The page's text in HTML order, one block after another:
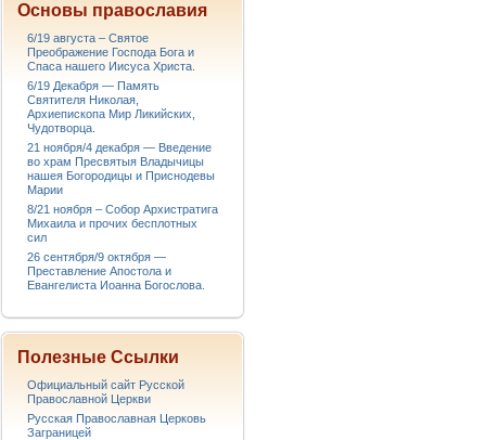
Основы православия
6/19 августа – Святое
Преображение Господа Бога и
Спаса нашего Иисуса Христа.
6/19 Декабря — Память
Святителя Николая,
Архиепископа Мир Ликийских,
Чудотворца.
21 ноября/4 декабря — Введение
во храм Пресвятыя Владычицы
нашея Богородицы и Приснодевы
Марии
8/21 ноября – Собор Архистратига
Михаила и прочих бесплотных
сил
26 сентября/9 октября —
Преставление Апостола и
Евангелиста Иоанна Богослова.
Полезные Ссылки
Официальный сайт Русской
Православной Церкви
Русская Православная Церковь
Заграницей